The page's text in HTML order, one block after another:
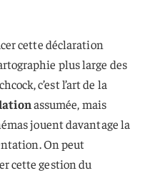
cette déclaration
plus large des
c’est l’art de la
assumée, mais
jouent davantage la
On peut
cette gestion du